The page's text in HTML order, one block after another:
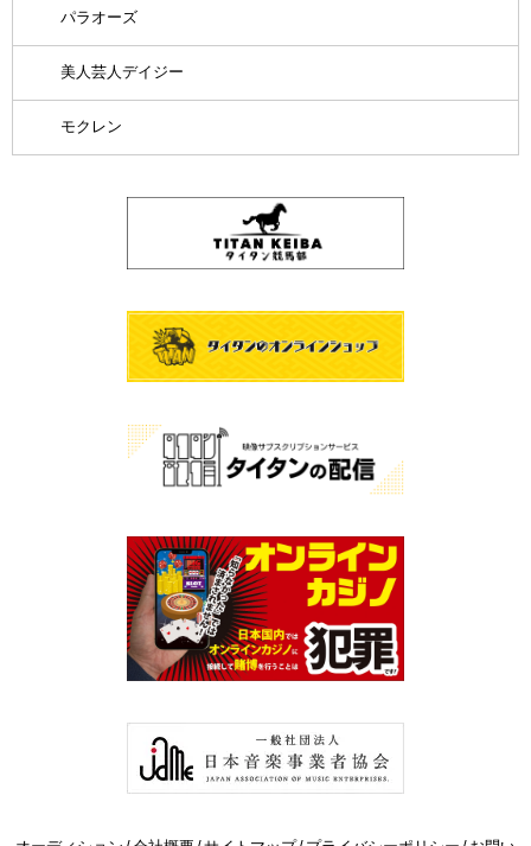
パラオーズ
美人芸人デイジー
モクレン